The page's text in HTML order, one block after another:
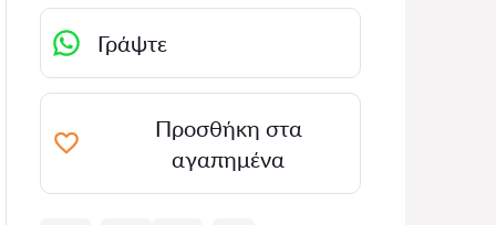
Γράψτε
Προσθήκη στα
αγαπημένα